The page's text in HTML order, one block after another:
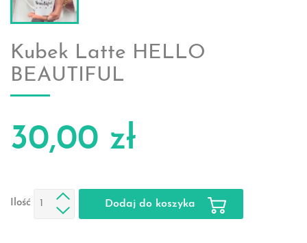
Kubek Latte HELLO
BEAUTIFUL
30,00 zł
Ilość Dodaj do koszyka